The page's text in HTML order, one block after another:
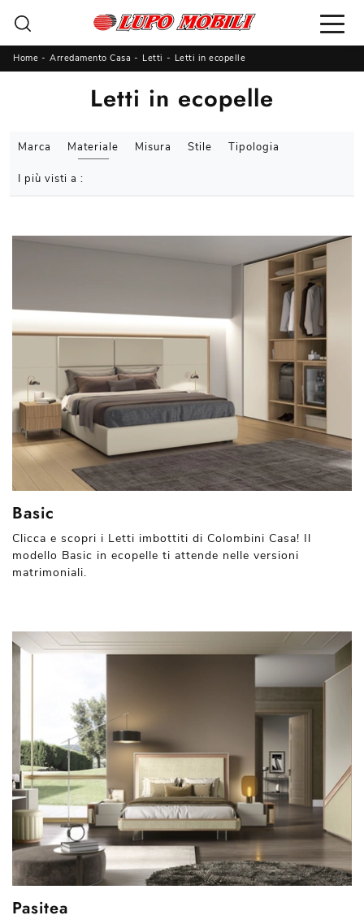
Home - Arredamento Casa - Letti - Letti in ecopelle
Letti in ecopelle
Marca Materiale Misura Stile Tipologia
I più visti a :
Basic
Clicca e scopri i Letti imbottiti di Colombini Casa! Il
modello Basic in ecopelle ti attende nelle versioni
matrimoniali.
Pasitea